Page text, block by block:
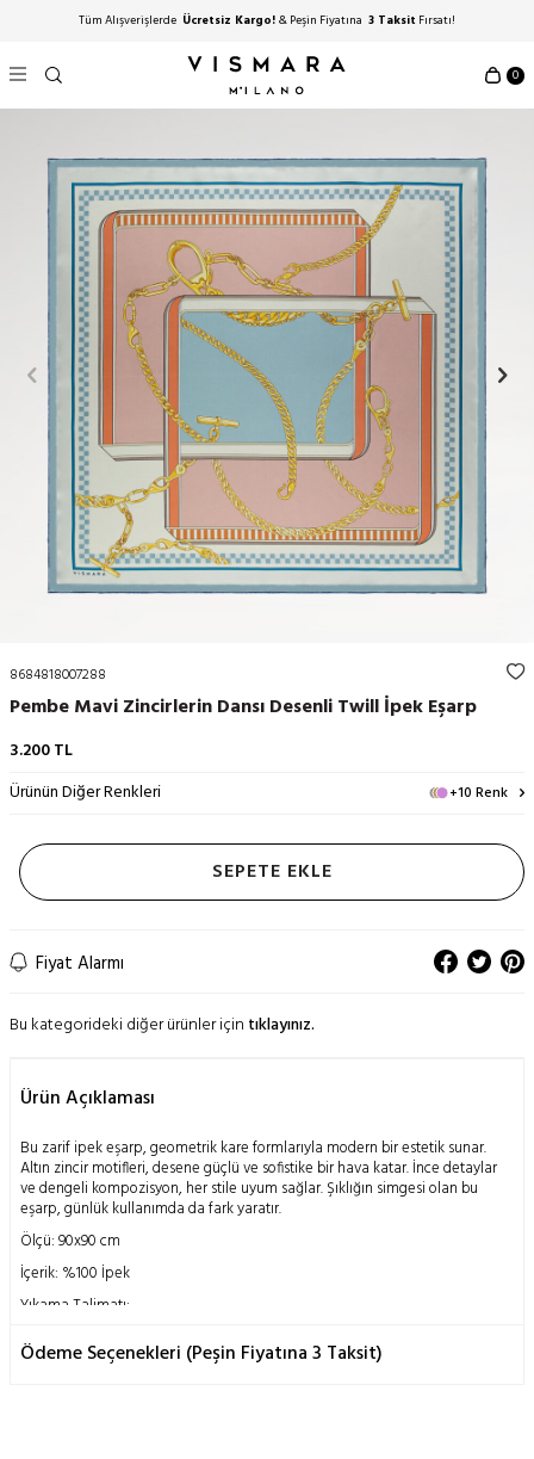
Tüm Alışverişlerde Ücretsiz Kargo!& Peşin Fiyatına 3 Taksit Fırsatı!
0
8684818007288
Pembe Mavi Zincirlerin Dansı Desenli Twill İpek Eşarp
3.200TL
Ürünün Diğer Renkleri
+10 Renk
SEPETE EKLE
Fiyat Alarmı
Bu kategorideki diğer ürünler için tıklayınız.
Ürün Açıklaması
Bu zarif ipek eşarp, geometrik kare formlarıyla modern bir estetik sunar.
Altın zincir motifleri, desene güçlü ve sofistike bir hava katar. İnce detaylar
ve dengeli kompozisyon, her stile uyum sağlar. Şıklığın simgesi olan bu
eşarp, günlük kullanımda da fark yaratır.
Ölçü: 90x90 cm
İçerik: %100 İpek
Yıkama Talimatı:
Doğanın insanoğluna mucizevi bir armağanı olan ipek böceği kozasının
geleneksel metodlarla işlenmesi ile elde edilen bu ürün; doğası gereği
Ödeme Seçenekleri (Peşin Fiyatına 3 Taksit)